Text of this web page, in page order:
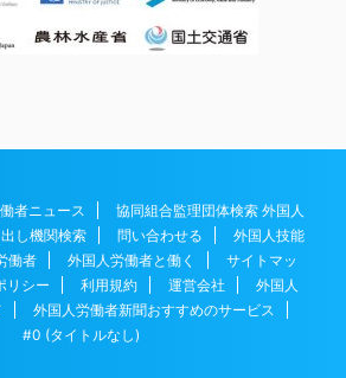
者ニュース
協同組合監理団体検索 外国人
し機関検索 問い合わせる
外国人技能
働者 外国人労働者と働く
サイトマッ
リシー 利用規約 運営会社
外国人
外国人労働者新聞おすすめのサービス
#0 (タイトルなし)